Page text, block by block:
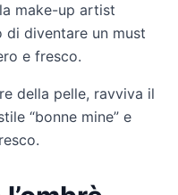
make-up artist
di diventare un must
e fresco.
della pelle, ravviva il
“bonne mine” e